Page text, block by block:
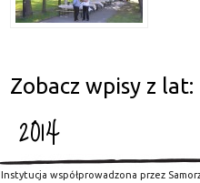
Zobacz wpisy z lat:
2014
Instytucja współprowadzona przez